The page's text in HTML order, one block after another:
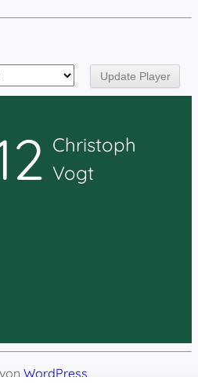
Christoph
Vogt
WordPress